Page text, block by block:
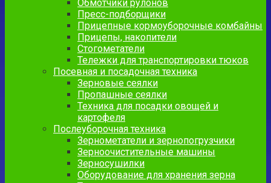
Обмотчики рулонов
Пресс-подборщики
Прицепные кормоуборочные комбайны
Прицепы, накопители
Стогометатели
Тележки для транспортировки тюков
Посевная и посадочная техника
Зерновые сеялки
Пропашные сеялки
Техника для посадки овощей и
картофеля
Послеуборочная техника
Зернометатели и зернопогрузчики
Зерноочистительные машины
Зерносушилки
Оборудование для хранения зерна